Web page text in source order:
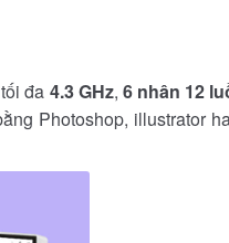
đa 4.3 GHz, 6 nhân 12
Photoshop, illustrator